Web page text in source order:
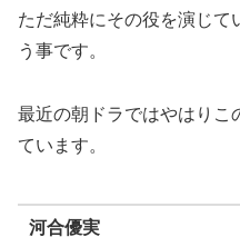
ただ純粋にその役を演じて
う事です。
最近の朝ドラではやはりこ
ています。
河合優実